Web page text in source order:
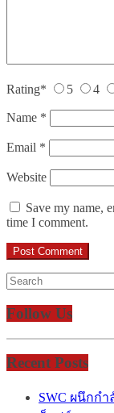
Rating* 5 4
Name *
Email *
Website
Save my name,
time I comment.
Follow Us
Recent Posts
SWC ผนึกกำ